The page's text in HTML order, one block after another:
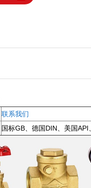
联系我们
国标GB、德国DIN、美国API